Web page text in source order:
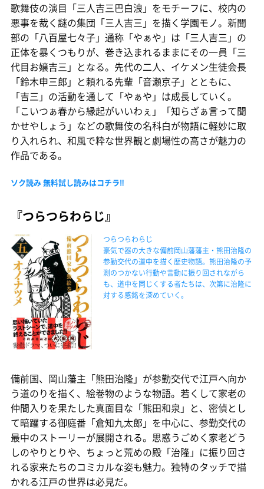
歌舞伎の演目「三人吉三巴白浪」をモチーフに、校内の
悪事を裁く謎の集団「三人吉三」を描く学園モノ。新聞
部の「八百屋七々子」通称「やぁや」は「三人吉三」の
正体を暴くつもりが、巻き込まれるままにその一員「三
代目お嬢吉三」となる。先代の二人、イケメン生徒会長
「鈴木申三郎」と頼れる先輩「音瀬京子」とともに、
「吉三」の活動を通して「やぁや」は成長していく。
「こいつぁ春から縁起がいいわぇ」「知らざぁ言って聞
かせやしょう」などの歌舞伎の名科白が物語に軽妙に取
り入れられ、和風で粋な世界観と劇場性の高さが魅力の
作品である。
ソク読み 無料試し読みはコチラ‼
『つらつらわらじ』
つらつらわらじ
豪気で器の大きな備前岡山藩藩主・熊田治隆の
参勤交代の道中を描く歴史物語。熊田治隆の予
測のつかない行動や言動に振り回されながら
も、道中を同じくする者たちは、次第に治隆に
対する感銘を深めていく。
備前国、岡山藩主「熊田治隆」が参勤交代で江戸へ向か
う道のりを描く、絵巻物のような物語。若くして家老の
仲間入りを果たした真面目な「熊田和泉」と、密偵とし
て暗躍する御庭番「倉知九太郎」を中心に、参勤交代の
最中のストーリーが展開される。思惑うごめく家老どう
しのやりとりや、ちょっと荒めの殿「治隆」に振り回さ
れる家来たちのコミカルな姿も魅力。独特のタッチで描
かれる江戸の世界は必見だ。